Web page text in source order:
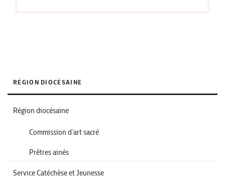
RÉGION DIOCÉSAINE
Région diocésaine
Commission d’art sacré
Prêtres ainés
Service Catéchèse et Jeunesse